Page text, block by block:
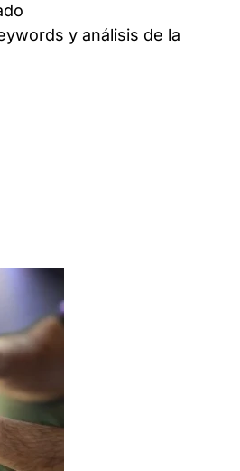
y análisis de la